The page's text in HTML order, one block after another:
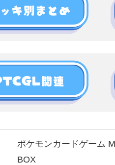
ポケモンカードゲーム
BOX